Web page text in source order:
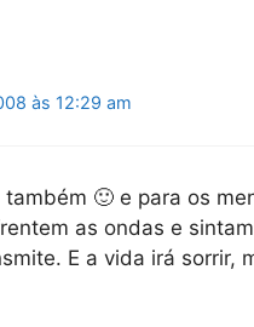
às 12:29 am
🙂 e para os
as ondas e
E a vida irá sorrir,